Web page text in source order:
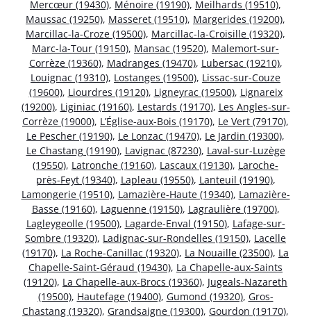
Mercœur (19430), Ménoire (19190), Meilhards (19510),
Maussac (19250), Masseret (19510), Margerides (19200),
Marcillac-la-Croze (19500), Marcillac-la-Croisille (19320),
Marc-la-Tour (19150), Mansac (19520), Malemort-sur-
Corrèze (19360), Madranges (19470), Lubersac (19210),
Louignac (19310), Lostanges (19500), Lissac-sur-Couze
(19600), Liourdres (19120), Ligneyrac (19500), Lignareix
(19200), Liginiac (19160), Lestards (19170), Les Angles-sur-
Corrèze (19000), L’Église-aux-Bois (19170), Le Vert (79170),
Le Pescher (19190), Le Lonzac (19470), Le Jardin (19300),
Le Chastang (19190), Lavignac (87230), Laval-sur-Luzège
(19550), Latronche (19160), Lascaux (19130), Laroche-
près-Feyt (19340), Lapleau (19550), Lanteuil (19190),
Lamongerie (19510), Lamazière-Haute (19340), Lamazière-
Basse (19160), Laguenne (19150), Lagraulière (19700),
Lagleygeolle (19500), Lagarde-Enval (19150), Lafage-sur-
Sombre (19320), Ladignac-sur-Rondelles (19150), Lacelle
(19170), La Roche-Canillac (19320), La Nouaille (23500), La
Chapelle-Saint-Géraud (19430), La Chapelle-aux-Saints
(19120), La Chapelle-aux-Brocs (19360), Jugeals-Nazareth
(19500), Hautefage (19400), Gumond (19320), Gros-
Chastang (19320), Grandsaigne (19300), Gourdon (19170),